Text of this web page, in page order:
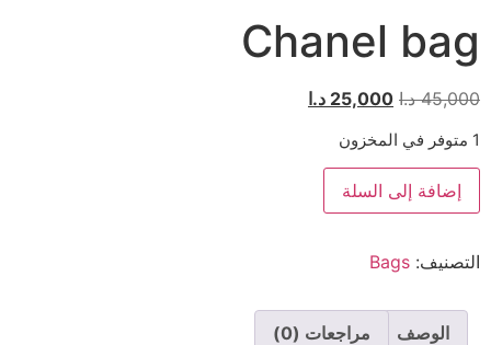
Chanel bag
45,000 د.ا 25,000 د.ا
1 متوفر في المخزون
إضافة إلى السلة
التصنيف: Bags
الوصف مراجعات (0)